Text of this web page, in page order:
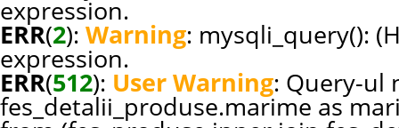
expression.
ERR(2): Warning: mysqli_query():
expression.
ERR(512): User Warning: Query-ul
fes_detalii_produse.marime as